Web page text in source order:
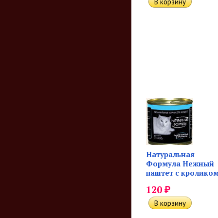
Натуральная
Формула Нежный
паштет с
120₽